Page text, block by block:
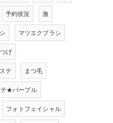
予約状況 激
マツエクブラシ
げ
テ まつ毛
★パープル
フォトフェイシャル